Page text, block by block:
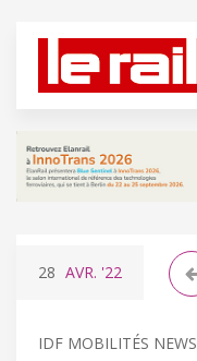
28 AVR. '22
IDF MOBILITÉS NEWS